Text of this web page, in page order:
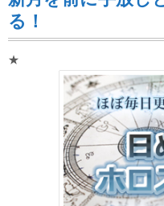
る！
★